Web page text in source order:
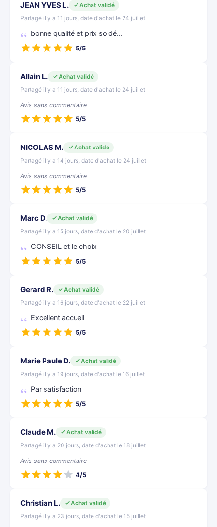
JEAN YVES L.
Achat validé
Partagé il y a 11 jours, date d'achat le 24 juillet
bonne qualité et prix soldé...
5/5
Allain L.
Achat validé
Partagé il y a 11 jours, date d'achat le 24 juillet
Avis sans commentaire
5/5
NICOLAS M.
Achat validé
Partagé il y a 14 jours, date d'achat le 24 juillet
Avis sans commentaire
5/5
Marc D.
Achat validé
Partagé il y a 15 jours, date d'achat le 20 juillet
CONSEIL et le choix
5/5
Gerard R.
Achat validé
Partagé il y a 16 jours, date d'achat le 22 juillet
Excellent accueil
5/5
Marie Paule D.
Achat validé
Partagé il y a 19 jours, date d'achat le 16 juillet
Par satisfaction
5/5
Claude M.
Achat validé
Partagé il y a 20 jours, date d'achat le 18 juillet
Avis sans commentaire
4/5
Christian L.
Achat validé
Partagé il y a 23 jours, date d'achat le 15 juillet